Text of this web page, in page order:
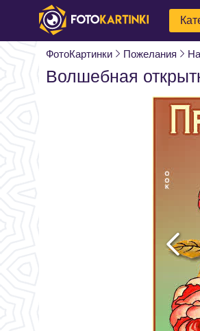
ФотоКартинки Пожелания
Волшебная